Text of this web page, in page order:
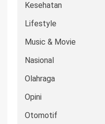
Kesehatan
Lifestyle
Music & Movie
Nasional
Olahraga
Opini
Otomotif